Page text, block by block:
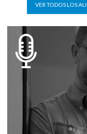
VER TODOS LOS